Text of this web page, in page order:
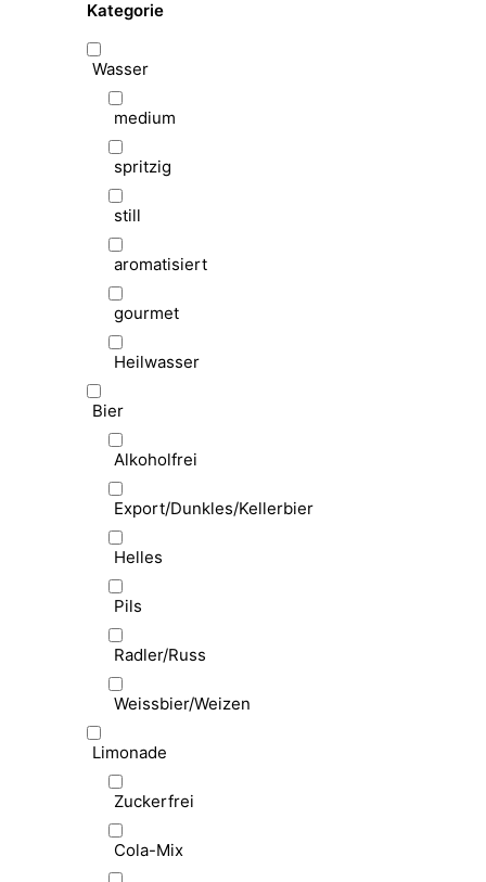
Kategorie
Wasser
medium
spritzig
still
aromatisiert
gourmet
Heilwasser
Bier
Alkoholfrei
Export/Dunkles/Kellerbier
Helles
Pils
Radler/Russ
Weissbier/Weizen
Limonade
Zuckerfrei
Cola-Mix